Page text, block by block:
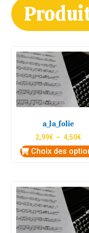
a_la_folie
2,99€ – 4,50€
Choix des